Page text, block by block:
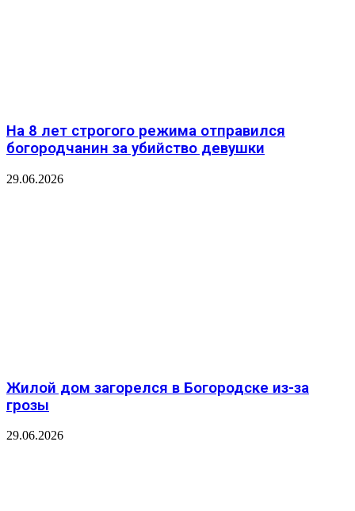
На 8 лет строгого режима отправился
богородчанин за убийство девушки
29.06.2026
Жилой дом загорелся в Богородске из-за
грозы
29.06.2026